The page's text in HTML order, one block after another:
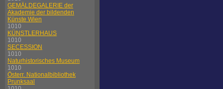
GEMÄLDEGALERIE der
Akademie der bildenden
Künste Wien
1010
KÜNSTLERHAUS
1010
SECESSION
1010
Naturhistorisches Museum
1010
Österr. Nationalbibliothek
Prunksaal